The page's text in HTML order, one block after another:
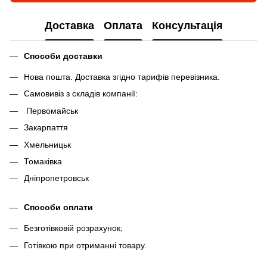
Доставка Оплата Консультація
Способи доставки
Нова пошта. Доставка згідно тарифів перевізника.
Самовивіз з складів компанії:
Первомайськ
Закарпаття
Хмельницьк
Томаківка
Дніпропетровськ
Способи оплати
Безготівковій розрахунок;
Готівкою при отриманні товару.